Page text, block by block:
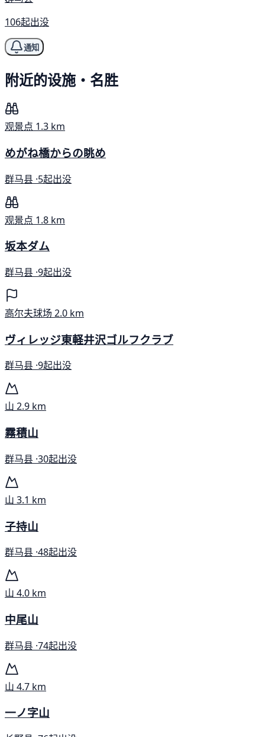
106起出没
通知
附近的设施・名胜
观景点 1.3 km
めがね橋からの眺め
群马县 ·5起出没
观景点 1.8 km
坂本ダム
群马县 ·9起出没
高尔夫球场 2.0 km
ヴィレッジ東軽井沢ゴルフクラブ
群马县 ·9起出没
山 2.9 km
霧積山
群马县 ·30起出没
山 3.1 km
子持山
群马县 ·48起出没
山 4.0 km
中尾山
群马县 ·74起出没
山 4.7 km
一ノ字山